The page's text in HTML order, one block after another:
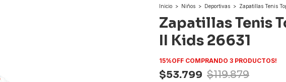
Inicio > Niños > Deportivas > Zapatillas Tenis
Zapatillas Tenis
II Kids 26631
15%OFF COMPRANDO 3 PRODUCTOS!
$53.799 $119.879